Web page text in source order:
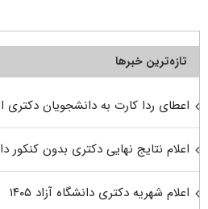
تازه‌ترین خبرها
اعطای ردا کارت به دانشجویان دکتری از
اعلام نتایج نهایی دکتری بدون کنکور
اعلام شهریه دکتری دانشگاه آزاد ۱۴۰۵